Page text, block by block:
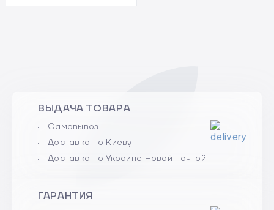
ВЫДАЧА ТОВАРА
Самовывоз
Доставка по Киеву
Доставка по Украине Новой почтой
ГАРАНТИЯ